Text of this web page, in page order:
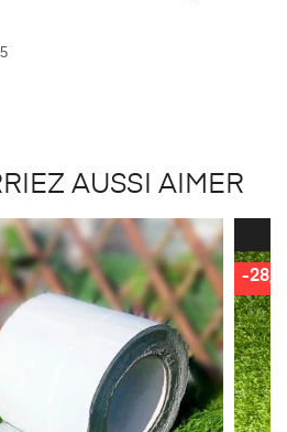
AUSSI AIMER
-